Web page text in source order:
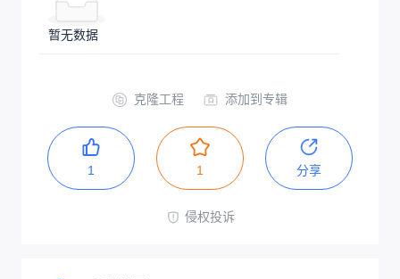
暂无数据
克隆工程 添加到专辑
1 1 分享
侵权投诉